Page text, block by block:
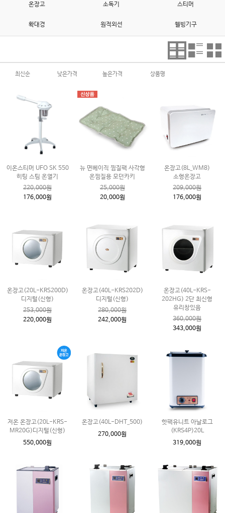
온장고 소독기 스티머
확대경 원적외선 웰빙기구
최신순 낮은가격 높은가격 상품명
이온스티머 UFO SK 550
히팅 스팀 온열기
220,000원
176,000원
뉴 면베이직 찜질팩 사각형
온찜질용 모던카키
25,000원
20,000원
온장고(8L_WM8)
소형온장고
209,000원
176,000원
온장고(20L-KRS200D)
디지털(신형)
253,000원
220,000원
온장고(40L-KRS202D)
디지털(신형)
280,000원
242,000원
온장고(40L-KRS-
202HG) 2단 최신형
유리창있음
360,000원
343,000원
저온 온장고(20L-KRS-
MR20G)디지털(신형)
550,000원
온장고(40L-DHT_500)
270,000원
핫팩유니트 아날로그
(KRS4P)20L
319,000원